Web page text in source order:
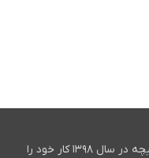
مرکز مشاوره و فروش تخصصی ابزار آلات تیچه در سال ۱۳۹۸ کار خود را